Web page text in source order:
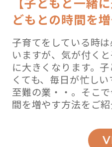
どもとの時間を
子育てをしている時
いますが、気が付く
に大きくなります。
くても、毎日が忙し
至難の業・・。そこ
間を増やす方法をご紹